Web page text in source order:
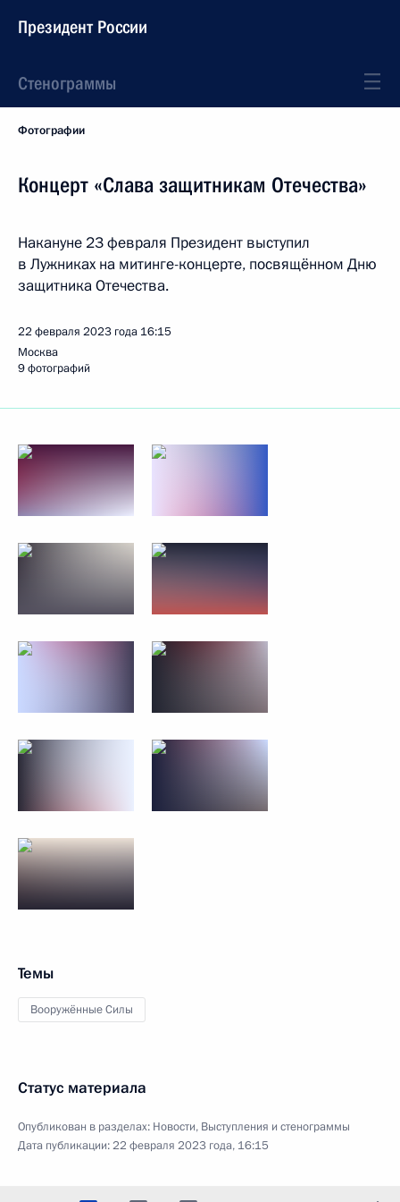
Президент России
Стенограммы
Фотографии
Концерт «Слава защитникам Отечества»
Накануне 23 февраля Президент выступил
в Лужниках на митинге-концерте, посвящённом Дню
защитника Отечества.
22 февраля 2023 года 16:15
Москва
9 фотографий
Темы
Вооружённые Силы
Статус материала
Опубликован в разделах: Новости, Выступления и стенограммы
Дата публикации:22 февраля 2023 года, 16:15